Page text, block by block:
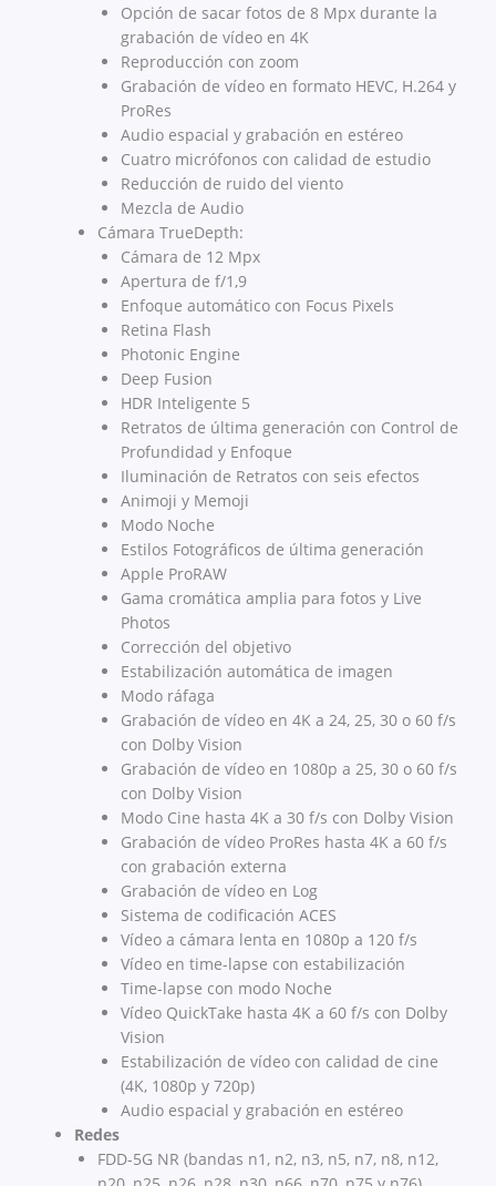
Opción de sacar fotos de 8 Mpx durante la
grabación de vídeo en 4K
Reproducción con zoom
Grabación de vídeo en formato HEVC, H.264 y
ProRes
Audio espacial y grabación en estéreo
Cuatro micrófonos con calidad de estudio
Reducción de ruido del viento
Mezcla de Audio
Cámara TrueDepth:
Cámara de 12 Mpx
Apertura de f/1,9
Enfoque automático con Focus Pixels
Retina Flash
Photonic Engine
Deep Fusion
HDR Inteligente 5
Retratos de última generación con Control de
Profundidad y Enfoque
Iluminación de Retratos con seis efectos
Animoji y Memoji
Modo Noche
Estilos Fotográficos de última generación
Apple ProRAW
Gama cromática amplia para fotos y Live
Photos
Corrección del objetivo
Estabili­zación automática de imagen
Modo ráfaga
Grabación de vídeo en 4K a 24, 25, 30 o 60 f/s
con Dolby Vision
Grabación de vídeo en 1080p a 25, 30 o 60 f/s
con Dolby Vision
Modo Cine hasta 4K a 30 f/s con Dolby Vision
Grabación de vídeo ProRes hasta 4K a 60 f/s
con grabación externa
Grabación de vídeo en Log
Sistema de codificación ACES
Vídeo a cámara lenta en 1080p a 120 f/s
Vídeo en time-lapse con estabili­zación
Time-lapse con modo Noche
Vídeo QuickTake hasta 4K a 60 f/s con Dolby
Vision
Estabili­zación de vídeo con calidad de cine
(4K, 1080p y 720p)
Audio espacial y grabación en estéreo
Redes
FDD-5G NR (bandas n1, n2, n3, n5, n7, n8, n12,